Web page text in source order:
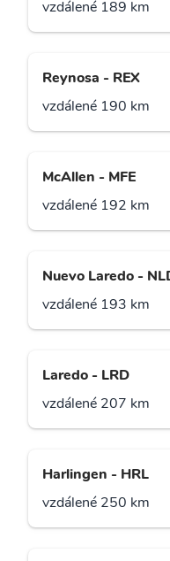
vzdálené 189 km
Reynosa - REX
vzdálené 190 km
McAllen - MFE
vzdálené 192 km
Nuevo Laredo -
vzdálené 193 km
Laredo - LRD
vzdálené 207 km
Harlingen - HRL
vzdálené 250 km